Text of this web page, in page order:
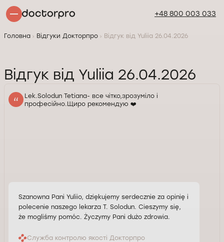
+48 800 003 033
Головна Відгуки Докторпро Відгук від Yuliia 26.04.2026
Відгук від Yuliia 26.04.2026
Lek.Solodun Tetiana- все чітко,зрозуміло і
професійно.Щиро рекомендую ❤️
Szanowna Pani Yuliio, dziękujemy serdecznie za opinię i
polecenie naszego lekarza T. Solodun. Cieszymy się,
że mogliśmy pomóc. Życzymy Pani dużo zdrowia.
Служба контролю якості Докторпро